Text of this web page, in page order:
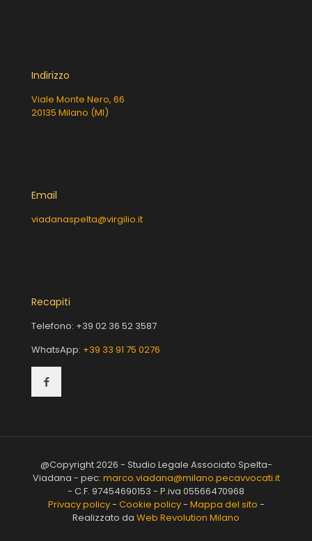
Indirizzo
Viale Monte Nero, 66
20135 Milano (MI)
Email
viadanaspelta@virgilio.it
Recapiti
Telefono: +39 02 36 52 3587
WhatsApp: +39 33 91 75 0276
@Copyright 2026 - Studio Legale Associato Spelta-
Viadana - pec: marco.viadana@milano.pecavvocati.it
- C.F. 97454690153 - P.iva 05566470968
Privacy policy- Cookie policy- Mappa del sito -
Realizzato da Web Revolution Milano